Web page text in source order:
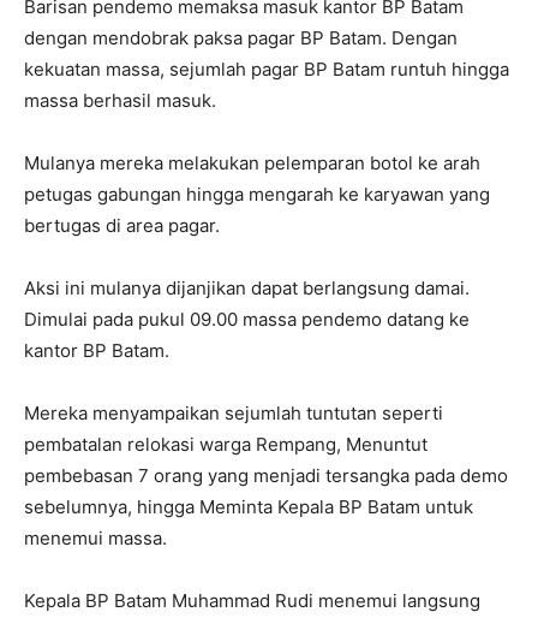
Barisan pendemo memaksa masuk kantor BP Batam
dengan mendobrak paksa pagar BP Batam. Dengan
kekuatan massa, sejumlah pagar BP Batam runtuh hingga
massa berhasil masuk.
Mulanya mereka melakukan pelemparan botol ke arah
petugas gabungan hingga mengarah ke karyawan yang
bertugas di area pagar.
Aksi ini mulanya dijanjikan dapat berlangsung damai.
Dimulai pada pukul 09.00 massa pendemo datang ke
kantor BP Batam.
Mereka menyampaikan sejumlah tuntutan seperti
pembatalan relokasi warga Rempang, Menuntut
pembebasan 7 orang yang menjadi tersangka pada demo
sebelumnya, hingga Meminta Kepala BP Batam untuk
menemui massa.
Kepala BP Batam Muhammad Rudi menemui langsung